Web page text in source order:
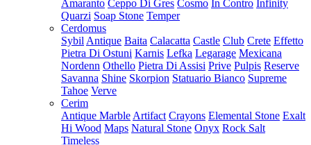
Amaranto Ceppo Di Gres Cosmo In Contro Infinity
Quarzi Soap Stone Temper
Cerdomus
Sybil Antique Baita Calacatta Castle Club Crete Effetto
Pietra Di Ostuni Karnis Lefka Legarage Mexicana
Nordenn Othello Pietra Di Assisi Prive Pulpis Reserve
Savanna Shine Skorpion Statuario Bianco Supreme
Tahoe Verve
Cerim
Antique Marble Artifact Crayons Elemental Stone Exalt
Hi Wood Maps Natural Stone Onyx Rock Salt
Timeless